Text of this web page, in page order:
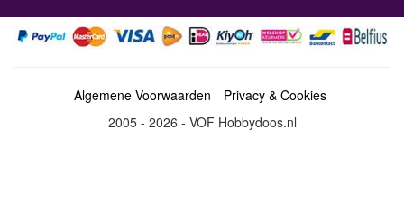
Algemene Voorwaarden
Privacy & Cookies
2005 - 2026 - VOF Hobbydoos.nl